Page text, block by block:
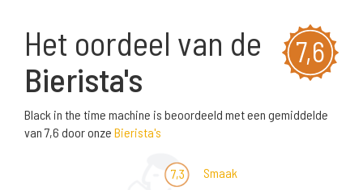
7,6
Het oordeel van de
Bierista's
Black in the time machine is beoordeeld met een gemiddelde
van 7,6 door onze Bierista's
7,3 Smaak